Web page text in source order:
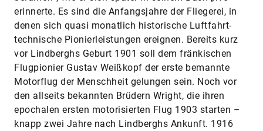
erinnerte. Es sind die Anfangsjahre der Fliegerei, in
denen sich quasi monatlich historische Luftfahrt-
technische Pionierleistungen ereignen. Bereits kurz
vor Lindberghs Geburt 1901 soll dem fränkischen
Flugpionier Gustav Weißkopf der erste bemannte
Motorflug der Menschheit gelungen sein. Noch vor
den allseits bekannten Brüdern Wright, die ihren
epochalen ersten motorisierten Flug 1903 starten –
knapp zwei Jahre nach Lindberghs Ankunft. 1916